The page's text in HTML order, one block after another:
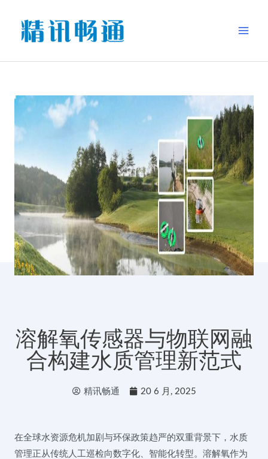
溶解氧传感器与物联网融
合构建水质管理新范式
精讯畅通 20 6 月, 2025
在全球水资源危机加剧与环保政策趋严的双重背景下，水质
管理正从传统人工巡检向数字化、智能化转型。溶解氧作为